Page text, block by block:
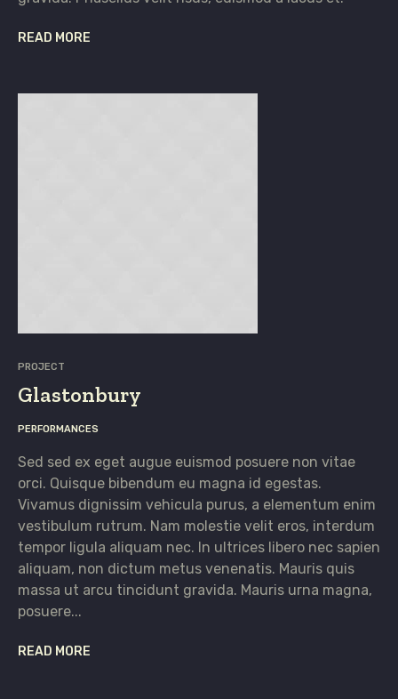
READ MORE
PROJECT
Glastonbury
PERFORMANCES
Sed sed ex eget augue euismod posuere non vitae
orci. Quisque bibendum eu magna id egestas.
Vivamus dignissim vehicula purus, a elementum enim
vestibulum rutrum. Nam molestie velit eros, interdum
tempor ligula aliquam nec. In ultrices libero nec sapien
aliquam, non dictum metus venenatis. Mauris quis
massa ut arcu tincidunt gravida. Mauris urna magna,
posuere...
READ MORE